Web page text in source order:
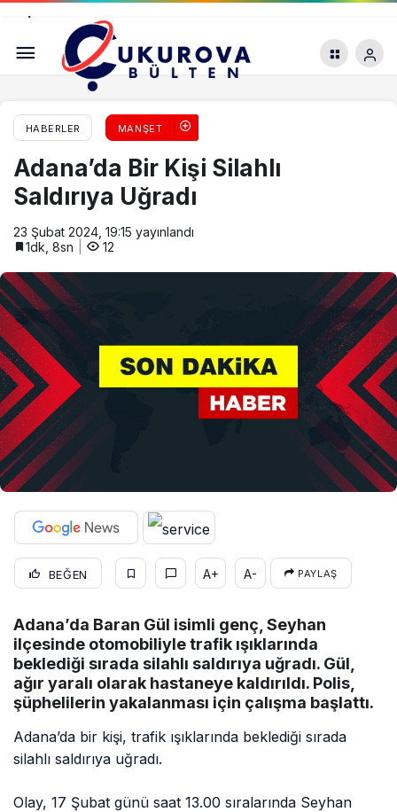
HABERLER MANŞET
Adana’da Bir Kişi Silahlı
Saldırıya Uğradı
23 Şubat 2024, 19:15 yayınlandı
1dk, 8sn
12
BEĞEN A+ A- PAYLAŞ
Adana’da Baran Gül isimli genç, Seyhan
ilçesinde otomobiliyle trafik ışıklarında
beklediği sırada silahlı saldırıya uğradı. Gül,
ağır yaralı olarak hastaneye kaldırıldı. Polis,
şüphelilerin yakalanması için çalışma başlattı.
Adana’da bir kişi, trafik ışıklarında beklediği sırada
silahlı saldırıya uğradı.
Olay, 17 Şubat günü saat 13.00 sıralarında Seyhan
İhsan Eliaçık: “Hayvan kesmek diye bir ibadet